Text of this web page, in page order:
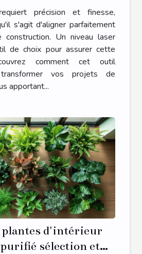
de rénovation
précision et finesse,
s'agit d'aligner parfaitement
Un niveau laser
de choix pour assurer cette
comment cet outil
vos projets de
apportant...
plantes d'intérieur
sélection et